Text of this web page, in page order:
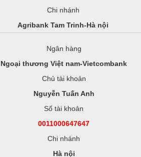
Chi nhánh
Agribank Tam Trinh-Hà nội
Ngân hàng
Ngoại thương Việt nam-Vietcombank
Chủ tài khoản
Nguyễn Tuấn Anh
Số tài khoản
0011000647647
Chi nhánh
Hà nội